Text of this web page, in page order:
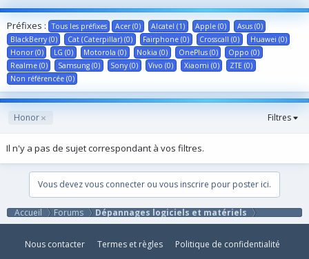
Préfixes : Tous les préfixes Acer (0) Alcatel (1) Apple (0)
Asus (0)
BlackBerry (0)
Cat (Caterpillar) (0) Fairphone (0) Crosscall (0)
Huawei (0)
Honor (0)
LG (0) Motorola (0) Nokia (0) OnePlus (0)
Oppo (0)
Realme (0)
Samsung (0) Sony (0) Vivo (0) Xiaomi (0)
ZTE (0)
Non référencée (0)
Honor Filtres
Il n'y a pas de sujet correspondant à vos filtres.
Vous devez vous connecter ou vous inscrire pour poster ici.
Accueil Forums Dépannages logiciels et matériels
Nous contacter Termes et règles Politique de confidentialité